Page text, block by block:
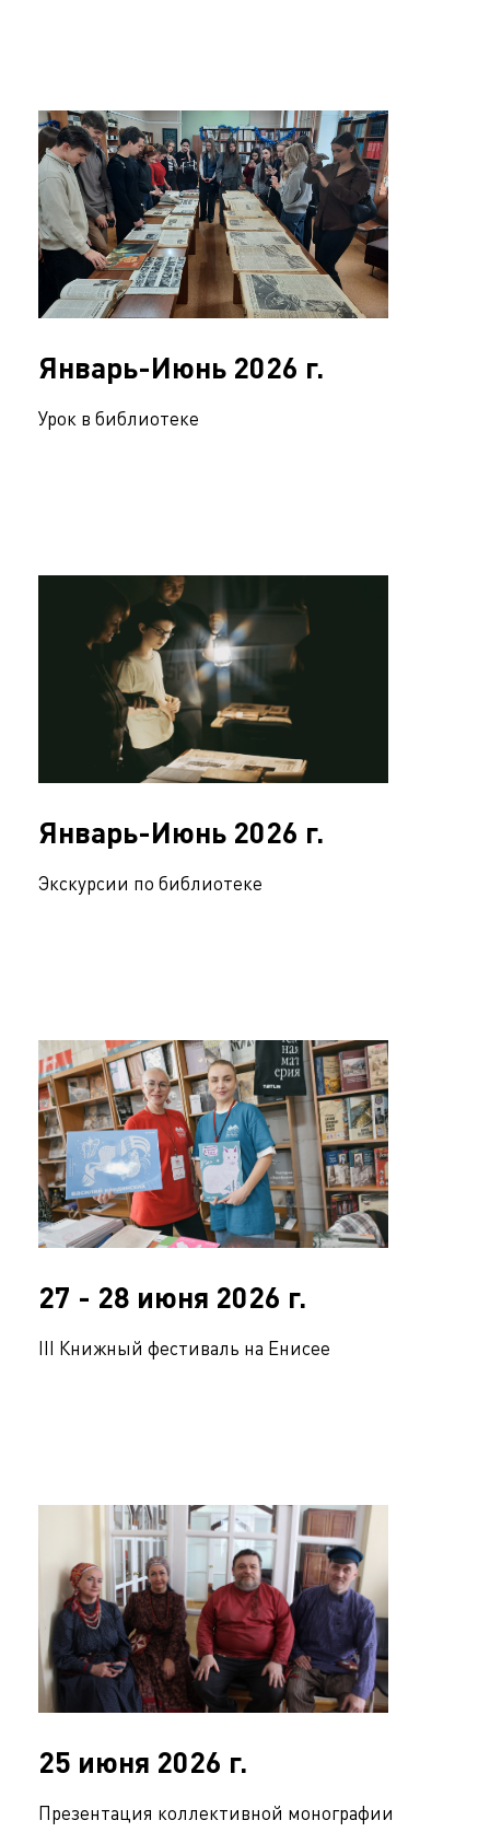
Январь-Июнь 2026 г.
Урок в библиотеке
Январь-Июнь 2026 г.
Экскурсии по библиотеке
27 - 28 июня 2026 г.
III Книжный фестиваль на Енисее
25 июня 2026 г.
Презентация коллективной монографии